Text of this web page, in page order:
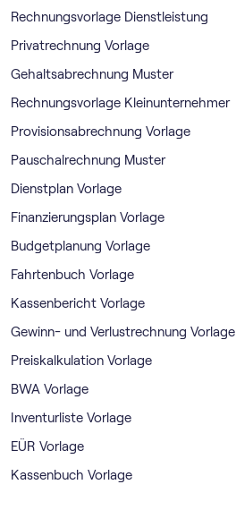
Rechnungsvorlage Dienstleistung
Privatrechnung Vorlage
Gehaltsabrechnung Muster
Rechnungsvorlage Kleinunternehmer
Provisionsabrechnung Vorlage
Pauschalrechnung Muster
Dienstplan Vorlage
Finanzierungsplan Vorlage
Budgetplanung Vorlage
Fahrtenbuch Vorlage
Kassenbericht Vorlage
Gewinn- und Verlustrechnung Vorlage
Preiskalkulation Vorlage
BWA Vorlage
Inventurliste Vorlage
EÜR Vorlage
Kassenbuch Vorlage